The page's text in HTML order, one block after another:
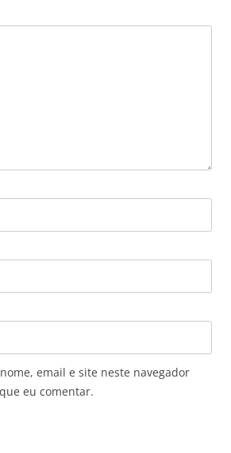
email e site neste navegador
eu comentar.